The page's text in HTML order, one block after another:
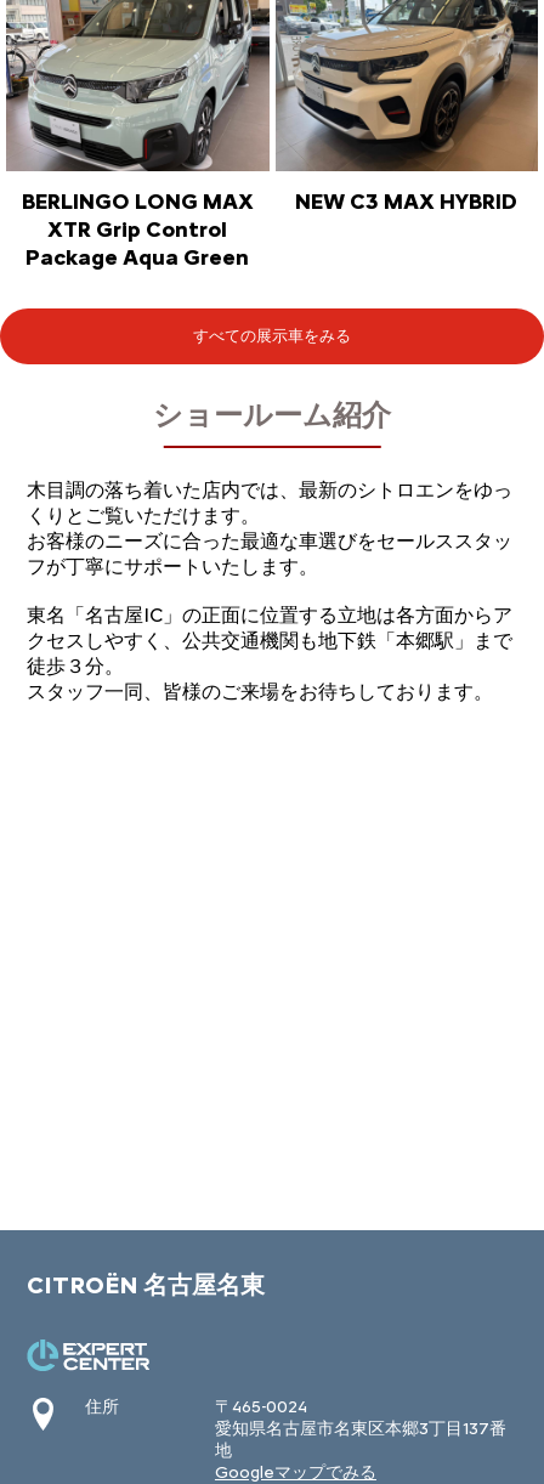
BERLINGO LONG MAX
XTR Grip Control
Package Aqua Green
NEW C3 MAX HYBRID
すべての展示車をみる
ショールーム紹介
木目調の落ち着いた店内では、最新のシトロエンをゆっ
くりとご覧いただけます。
お客様のニーズに合った最適な車選びをセールススタッ
フが丁寧にサポートいたします。
東名「名古屋IC」の正面に位置する立地は各方面からア
クセスしやすく、公共交通機関も地下鉄「本郷駅」まで
徒歩３分。
スタッフ一同、皆様のご来場をお待ちしております。
CITROËN 名古屋名東
住所
〒465-0024
愛知県名古屋市名東区本郷3丁目137番
地
Googleマップでみる